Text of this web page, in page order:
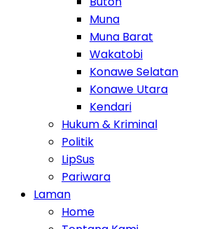
Muna
Muna Barat
Wakatobi
Konawe Selatan
Konawe Utara
Kendari
Hukum & Kriminal
Politik
LipSus
Pariwara
Laman
Home